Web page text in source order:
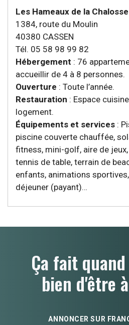
Les Hameaux de la Chalosse
1384, route du Moulin
40380 CASSEN
Tél. 05 58 98 99 82
Hébergement : 76
accueillir de 4 à 8 personnes.
Ouverture : Toute l’année.
Restauration : Espace
logement.
Équipements et services :
piscine couverte chauffée,
fitness, mini-golf, aire de
tennis de table, terrain de
enfants, animations
déjeuner (payant)…
Ça fait
bien d'être
ANNONCER SUR